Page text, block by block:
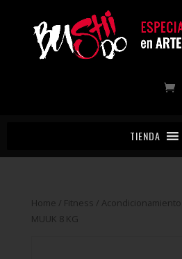
TIENDA
Home / Fitness / Acondicionamiento
MUUK 8 KG